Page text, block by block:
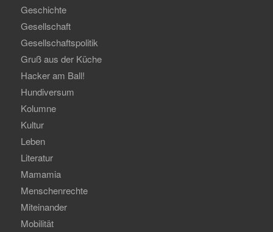
Geschichte
Gesellschaft
Gesellschaftspolitik
Gruß aus der Küche
Hacker am Ball!
Hundiversum
Kolumne
Kultur
Leben
Literatur
Mamamia
Menschenrechte
Miteinander
Mobilität